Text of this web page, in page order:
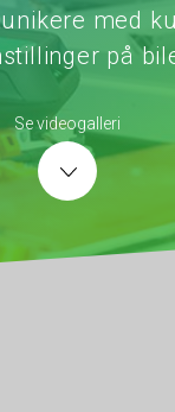
med
på
Se videogalleri